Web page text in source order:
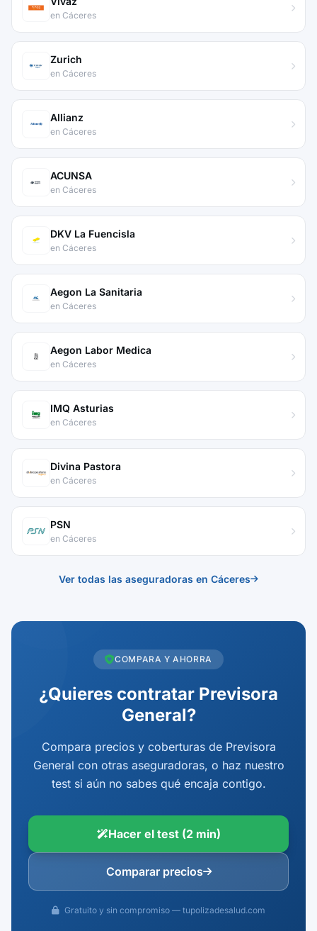
en Cáceres
Zurich
en Cáceres
Allianz
en Cáceres
ACUNSA
en Cáceres
DKV La Fuencisla
en Cáceres
Aegon La Sanitaria
en Cáceres
Aegon Labor Medica
en Cáceres
IMQ Asturias
en Cáceres
Divina Pastora
en Cáceres
PSN
en Cáceres
Ver todas las aseguradoras en Cáceres
COMPARA Y AHORRA
¿Quieres contratar Previsora
General?
Compara precios y coberturas de Previsora
General con otras aseguradoras, o haz nuestro
test si aún no sabes qué encaja contigo.
Hacer el test (2 min)
Comparar precios
Gratuito y sin compromiso — tupolizadesalud.com